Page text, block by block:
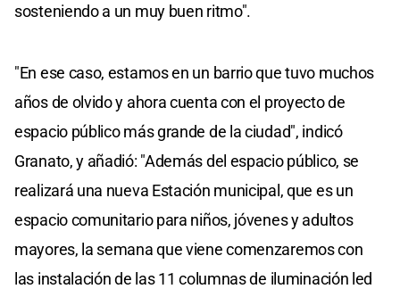
sosteniendo a un muy buen ritmo".
"En ese caso, estamos en un barrio que tuvo muchos
años de olvido y ahora cuenta con el proyecto de
espacio público más grande de la ciudad", indicó
Granato, y añadió: "Además del espacio público, se
realizará una nueva Estación municipal, que es un
espacio comunitario para niños, jóvenes y adultos
mayores, la semana que viene comenzaremos con
las instalación de las 11 columnas de iluminación led